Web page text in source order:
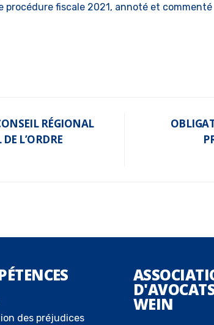
procédure fiscale 2021, annoté et commenté
RÉGIONAL
L’ORDRE
des préjudices
WEIN